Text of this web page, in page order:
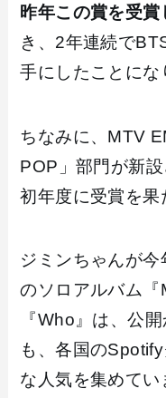
昨年この賞を受
き、2年連続で
手にしたことにな
ちなみに、MTV
POP」部門が新
初年度に受賞を果
ジミンちゃんが今
のソロアルバム
『Who』は、公
も、各国の
な人気を集めてい